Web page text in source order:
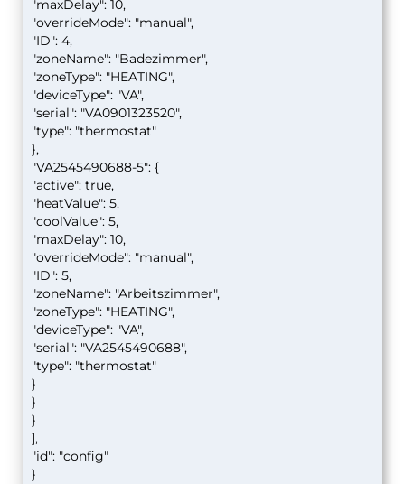
"maxDelay": 10,
"overrideMode": "manual",
"ID": 4,
"zoneName": "Badezimmer",
"zoneType": "HEATING",
"deviceType": "VA",
"serial": "VA0901323520",
"type": "thermostat"
},
"VA2545490688-5": {
"active": true,
"heatValue": 5,
"coolValue": 5,
"maxDelay": 10,
"overrideMode": "manual",
"ID": 5,
"zoneName": "Arbeitszimmer",
"zoneType": "HEATING",
"deviceType": "VA",
"serial": "VA2545490688",
"type": "thermostat"
}
}
}
],
"id": "config"
}